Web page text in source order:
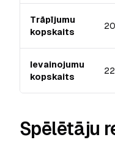
Trāpījumu
kopskaits
Ievainojumu
kopskaits
Spēlētāju